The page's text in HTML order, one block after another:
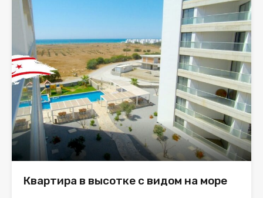
Квартира в высотке с видом на море